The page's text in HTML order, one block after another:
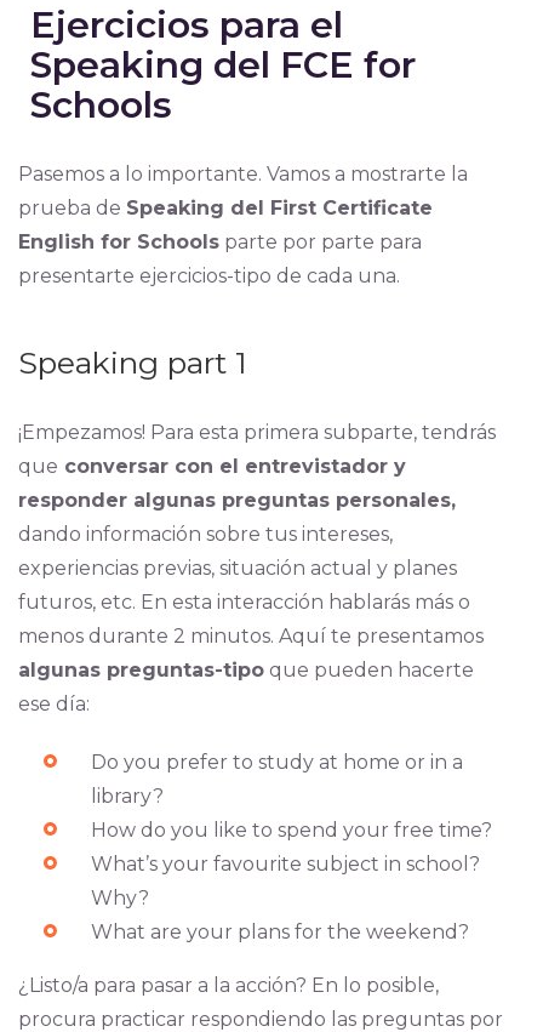
Ejercicios para el
Speaking del FCE for
Schools
Pasemos a lo importante. Vamos a mostrarte la
prueba de Speaking del First Certificate
English for Schoolsparte por parte para
presentarte ejercicios-tipo de cada una.
Speaking part 1
¡Empezamos! Para esta primera subparte, tendrás
que conversar con el entrevistador y
responder algunas preguntas personales,
dando información sobre tus intereses,
experiencias previas, situación actual y planes
futuros, etc. En esta interacción hablarás más o
menos durante 2 minutos. Aquí te presentamos
algunas preguntas-tipoque pueden hacerte
ese día:
Do you prefer to study at home or in a
library?
How do you like to spend your free time?
What’s your favourite subject in school?
Why?
What are your plans for the weekend?
¿Listo/a para pasar a la acción? En lo posible,
procura practicar respondiendo las preguntas por